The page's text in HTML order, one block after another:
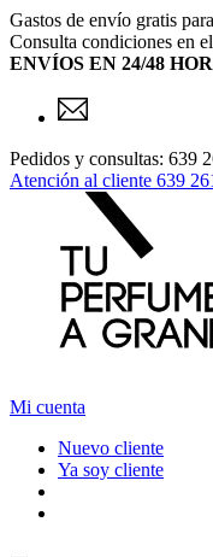
Gastos de envío gratis
Consulta condiciones en
ENVÍOS EN 24/48
Pedidos y consultas: 639
Atención al cliente 639
Mi cuenta
Nuevo cliente
Ya soy cliente